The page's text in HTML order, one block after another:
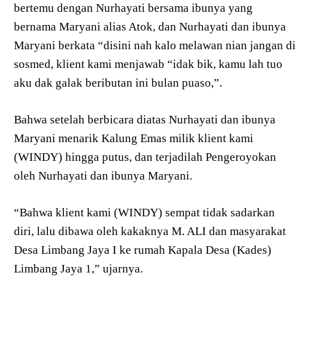
bertemu dengan Nurhayati bersama ibunya yang
bernama Maryani alias Atok, dan Nurhayati dan ibunya
Maryani berkata “disini nah kalo melawan nian jangan di
sosmed, klient kami menjawab “idak bik, kamu lah tuo
aku dak galak beributan ini bulan puaso,”.
Bahwa setelah berbicara diatas Nurhayati dan ibunya
Maryani menarik Kalung Emas milik klient kami
(WINDY) hingga putus, dan terjadilah Pengeroyokan
oleh Nurhayati dan ibunya Maryani.
“Bahwa klient kami (WINDY) sempat tidak sadarkan
diri, lalu dibawa oleh kakaknya M. ALI dan masyarakat
Desa Limbang Jaya I ke rumah Kapala Desa (Kades)
Limbang Jaya 1,” ujarnya.